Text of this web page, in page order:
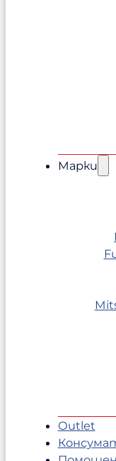
Марки
Outlet